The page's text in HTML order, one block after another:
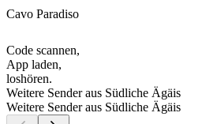
Cavo Paradiso
Code scannen,
App laden,
loshören.
Weitere Sender aus Südliche Ägäis
Weitere Sender aus Südliche Ägäis